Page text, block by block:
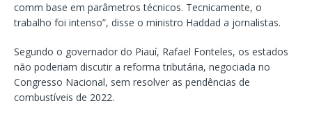
comm base em parâmetros técnicos. Tecnicamente, o
trabalho foi intenso”, disse o ministro Haddad a jornalistas.
Segundo o governador do Piauí, Rafael Fonteles, os estados
não poderiam discutir a reforma tributária, negociada no
Congresso Nacional, sem resolver as pendências de
combustíveis de 2022.